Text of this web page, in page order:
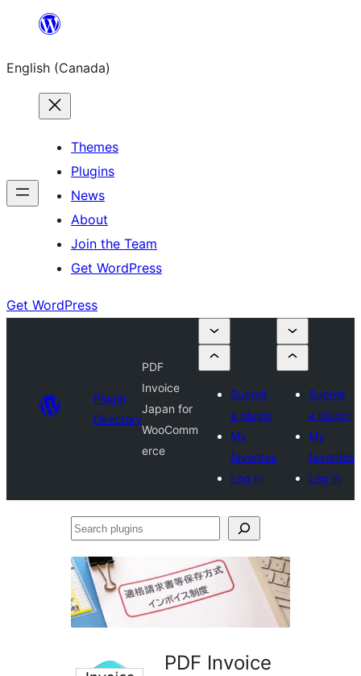
content
English (Canada)
Themes
Plugins
News
About
Join the Team
Get WordPress
Get WordPress
Plugin
Directory
PDF
Invoice
Japan for
WooComm
erce
Submit
a plugin
My
favorites
Log in
Submit
a plugin
My
favorites
Log in
Search
PDF Invoice